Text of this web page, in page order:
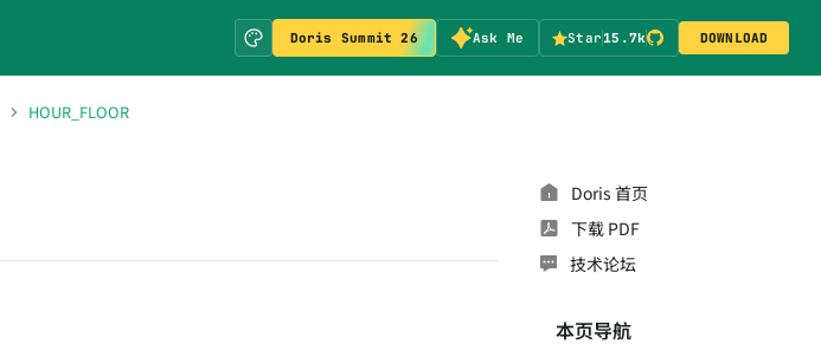
Doris Summit 26 Ask Me Star15.7k DOWNLOAD
HOUR_FLOOR
Doris 首页
下载 PDF
技术论坛
本页导航